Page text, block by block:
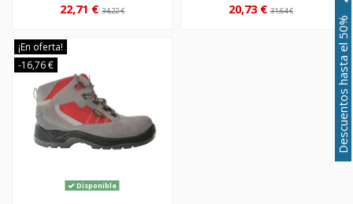
22,71 €34,22 € 20,73 €31,64 €
¡En oferta!
-16,76 €
Disponible
Descuentos hasta el 50%